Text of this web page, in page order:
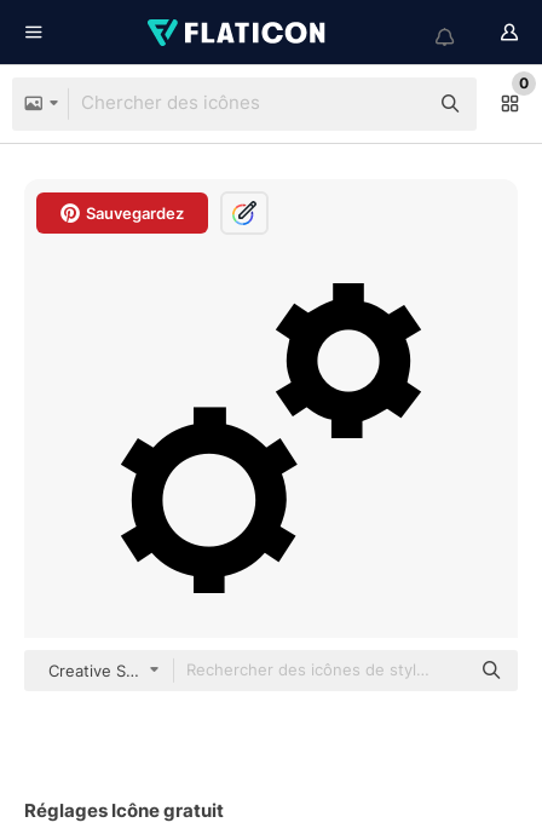
0
Sauvegardez
Creative Stall Premium Fill
Réglages Icône gratuit